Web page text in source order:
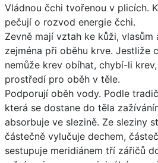
Vládnou čchi tvořenou v plicích.
pečují o rozvod energie čchi.
Zevně mají vztah ke kůži, vlasům
zejména při oběhu krve. Jestliže
nemůže krev obíhat, chybí-li
prostředí pro oběh v těle.
Podporují oběh vody. Podle
která se dostane do těla
absorbuje ve slezině. Ze sleziny
částečně vylučuje dechem,
sestupuje meridiánem tří zářičů